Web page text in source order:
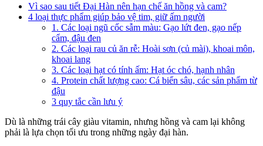
Vì sao sau tiết Đại Hàn nên hạn chế ăn hồng và cam?
4 loại thực phẩm giúp bảo vệ tim, giữ ấm người
1. Các loại ngũ cốc sẫm màu: Gạo lứt đen, gạo nếp
cẩm, đậu đen
2. Các loại rau củ ăn rễ: Hoài sơn (củ mài), khoai môn,
khoai lang
3. Các loại hạt có tính ấm: Hạt óc chó, hạnh nhân
4. Protein chất lượng cao: Cá biển sâu, các sản phẩm từ
đậu
3 quy tắc cần lưu ý
Dù là những trái cây giàu vitamin, nhưng hồng và cam lại không
phải là lựa chọn tối ưu trong những ngày đại hàn.